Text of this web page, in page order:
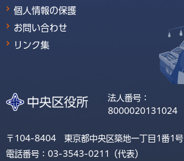
個人情報の保護
お問い合わせ
リンク集
法人番号：
8000020131024
〒104-8404 東京都中央区築地一丁目1番1号
電話番号：03-3543-0211（代表）